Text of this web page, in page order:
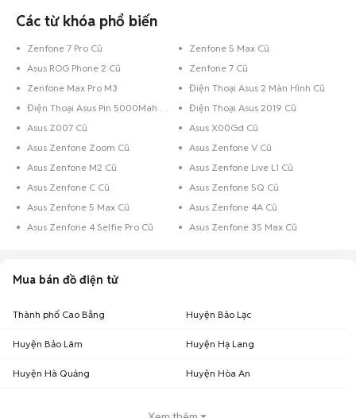
Các từ khóa phổ biến
Zenfone 7 Pro Cũ
Zenfone 5 Max Cũ
Asus ROG Phone 2 Cũ
Zenfone 7 Cũ
Zenfone Max Pro M3
Điện Thoại Asus 2 Màn Hình Cũ
Điện Thoại Asus Pin 5000Mah Cũ
Điện Thoại Asus 2019 Cũ
Asus Z007 Cũ
Asus X00Gd Cũ
Asus Zenfone Zoom Cũ
Asus Zenfone V Cũ
Asus Zenfone M2 Cũ
Asus Zenfone Live L1 Cũ
Asus Zenfone C Cũ
Asus Zenfone 5Q Cũ
Asus Zenfone 5 Max Cũ
Asus Zenfone 4A Cũ
Asus Zenfone 4 Selfie Pro Cũ
Asus Zenfone 3S Max Cũ
Mua bán đồ điện tử
Thành phố Cao Bằng Huyện Bảo Lạc
Huyện Bảo Lâm Huyện Hạ Lang
Huyện Hà Quảng Huyện Hòa An